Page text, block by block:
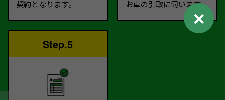
契約となります。
お車の引取に伺います。
Step.5
✕